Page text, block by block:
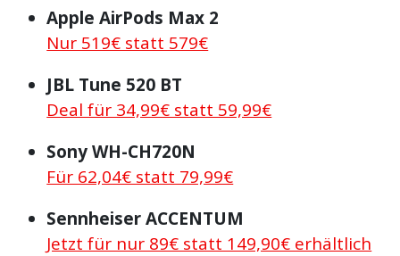
Apple AirPods Max 2
Nur 519€ statt 579€
JBL Tune 520 BT
Deal für 34,99€ statt 59,99€
Sony WH-CH720N
Für 62,04€ statt 79,99€
Sennheiser ACCENTUM
Jetzt für nur 89€ statt 149,90€ erhältlich